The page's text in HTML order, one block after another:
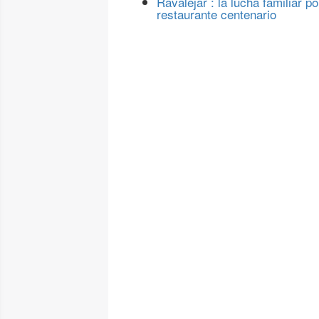
restaurante centenario